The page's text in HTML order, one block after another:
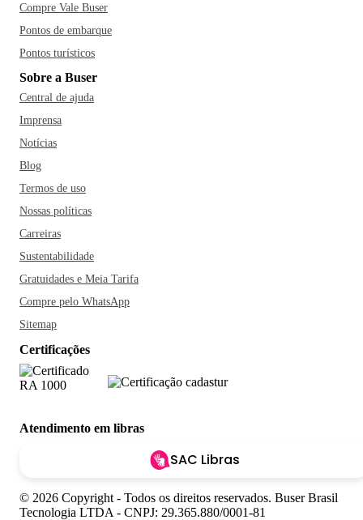
Compre Vale Buser
Pontos de embarque
Pontos turísticos
Sobre a Buser
Central de ajuda
Imprensa
Notícias
Blog
Termos de uso
Nossas políticas
Carreiras
Sustentabilidade
Gratuidades e Meia Tarifa
Compre pelo WhatsApp
Sitemap
Certificações
Atendimento em libras
SAC Libras
© 2026 Copyright - Todos os direitos reservados. Buser Brasil
Tecnologia LTDA - CNPJ: 29.365.880/0001-81